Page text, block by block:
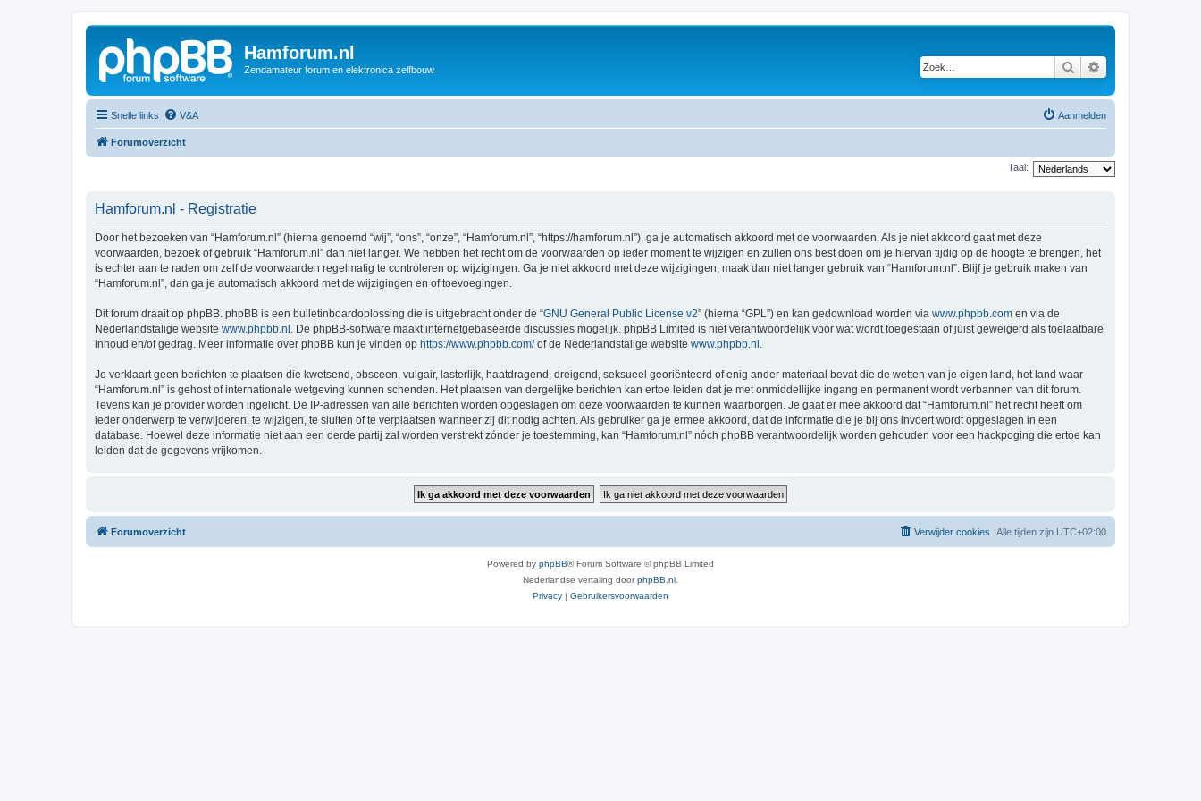
Hamforum.nl
Zendamateur forum en elektronica zelfbouw Zoek
Snelle links V&A Aanmelden
Forumoverzicht
Taal:
Hamforum.nl - Registratie
Door het bezoeken van “Hamforum.nl” (hierna genoemd “wij”, “ons”, “onze”, “Hamforum.nl”, “https://hamforum.nl”), ga je automatisch akkoord met de voorwaarden. Als je niet akkoord gaat met deze
voorwaarden, bezoek of gebruik “Hamforum.nl” dan niet langer. We hebben het recht om de voorwaarden op ieder moment te wijzigen en zullen ons best doen om je hiervan tijdig op de hoogte te brengen, het
is echter aan te raden om zelf de voorwaarden regelmatig te controleren op wijzigingen. Ga je niet akkoord met deze wijzigingen, maak dan niet langer gebruik van “Hamforum.nl”. Blijf je gebruik maken van
“Hamforum.nl”, dan ga je automatisch akkoord met de wijzigingen en of toevoegingen.
Dit forum draait op phpBB. phpBB is een bulletinboardoplossing die is uitgebracht onder de “GNU General Public License v2” (hierna “GPL”) en kan gedownload worden via www.phpbb.com en via de
Nederlandstalige website www.phpbb.nl . De phpBB-software maakt internetgebaseerde discussies mogelijk. phpBB Limited is niet verantwoordelijk voor wat wordt toegestaan of juist geweigerd als toelaatbare
inhoud en/of gedrag. Meer informatie over phpBB kun je vinden op https://www.phpbb.com/of de Nederlandstalige website www.phpbb.nl .
Je verklaart geen berichten te plaatsen die kwetsend, obsceen, vulgair, lasterlijk, haatdragend, dreigend, seksueel georiënteerd of enig ander materiaal bevat die de wetten van je eigen land, het land waar
“Hamforum.nl” is gehost of internationale wetgeving kunnen schenden. Het plaatsen van dergelijke berichten kan ertoe leiden dat je met onmiddellijke ingang en permanent wordt verbannen van dit forum.
Tevens kan je provider worden ingelicht. De IP-adressen van alle berichten worden opgeslagen om deze voorwaarden te kunnen waarborgen. Je gaat er mee akkoord dat “Hamforum.nl” het recht heeft om
ieder onderwerp te verwijderen, te wijzigen, te sluiten of te verplaatsen wanneer zij dit nodig achten. Als gebruiker ga je ermee akkoord, dat de informatie die je bij ons invoert wordt opgeslagen in een
database. Hoewel deze informatie niet aan een derde partij zal worden verstrekt zónder je toestemming, kan “Hamforum.nl” nóch phpBB verantwoordelijk worden gehouden voor een hackpoging die ertoe kan
leiden dat de gegevens vrijkomen.
Forumoverzicht Alle tijden zijn UTC+02:00
Verwijder cookies
Powered by phpBB® Forum Software © phpBB Limited
Nederlandse vertaling doorphpBB.nl
Privacy | Gebruikersvoorwaarden